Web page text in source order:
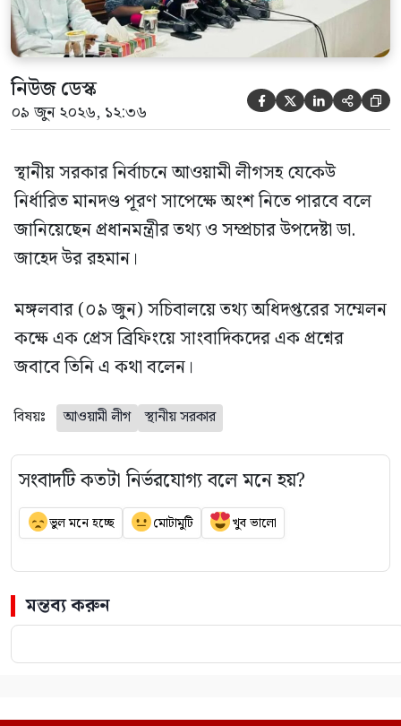
নিউজ ডেস্ক
০৯ জুন ২০২৬, ১২:৩৬     
স্থানীয় সরকার নির্বাচনে আওয়ামী লীগসহ যেকেউ
নির্ধারিত মানদণ্ড পূরণ সাপেক্ষে অংশ নিতে পারবে বলে
জানিয়েছেন প্রধানমন্ত্রীর তথ্য ও সম্প্রচার উপদেষ্টা ডা.
জাহেদ উর রহমান।
মঙ্গলবার (০৯ জুন) সচিবালয়ে তথ্য অধিদপ্তরের সম্মেলন
কক্ষে এক প্রেস ব্রিফিংয়ে সাংবাদিকদের এক প্রশ্নের
জবাবে তিনি এ কথা বলেন।
বিষয়ঃ আওয়ামী লীগ স্থানীয় সরকার
সংবাদটি কতটা নির্ভরযোগ্য বলে মনে হয়?
ভুল মনে হচ্ছে মোটামুটি খুব ভালো
মন্তব্য করুন